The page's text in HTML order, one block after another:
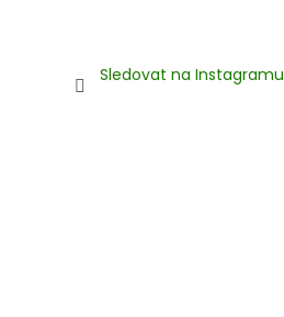
Sledovat na Instagramu